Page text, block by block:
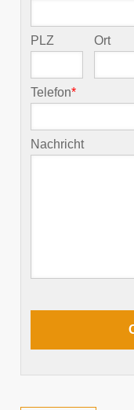
PLZ Ort
Telefon*
Nachricht